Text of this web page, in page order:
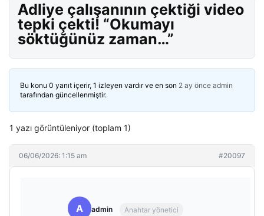
Adliye çalışanının çektiği video
tepki çekti! “Okumayı
söktüğünüz zaman…”
Bu konu 0 yanıt içerir, 1 izleyen vardır ve en son 2 ay önce admin
tarafından güncellenmiştir.
1 yazı görüntüleniyor (toplam 1)
06/06/2026: 1:15 am #20097
A admin Anahtar yönetici